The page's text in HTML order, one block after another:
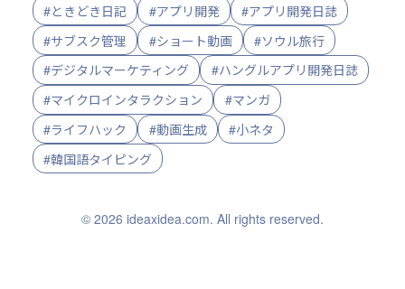
#ときどき日記
#アプリ開発
#アプリ開発日誌
#サブスク管理
#ショート動画
#ソウル旅行
#デジタルマーケティング
#ハングルアプリ開発日誌
#マイクロインタラクション
#マンガ
#ライフハック
#動画生成
#小ネタ
#韓国語タイピング
© 2026 ideaxidea.com. All rights reserved.